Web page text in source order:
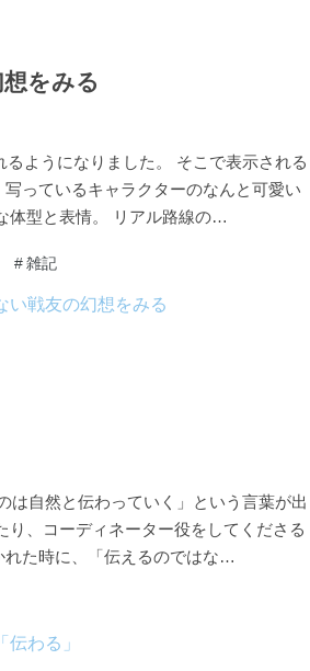
をみる
ようになりました。 そこで表示される
っているキャラクターのなんと可愛い
体型と表情。 リアル路線の…
# 雑記
は自然と伝わっていく」という言葉が出
り、コーディネーター役をしてくださる
れた時に、「伝えるのではな…